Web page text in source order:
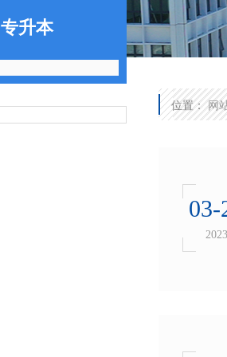
专升本
位置：网
03-
2023